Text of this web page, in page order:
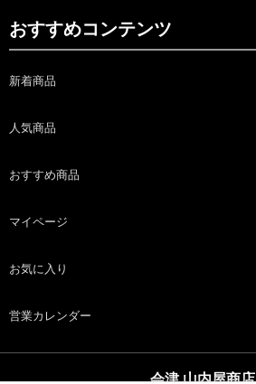
おすすめコンテンツ
新着商品
人気商品
おすすめ商品
マイページ
お気に入り
営業カレンダー
会津 山内屋商店